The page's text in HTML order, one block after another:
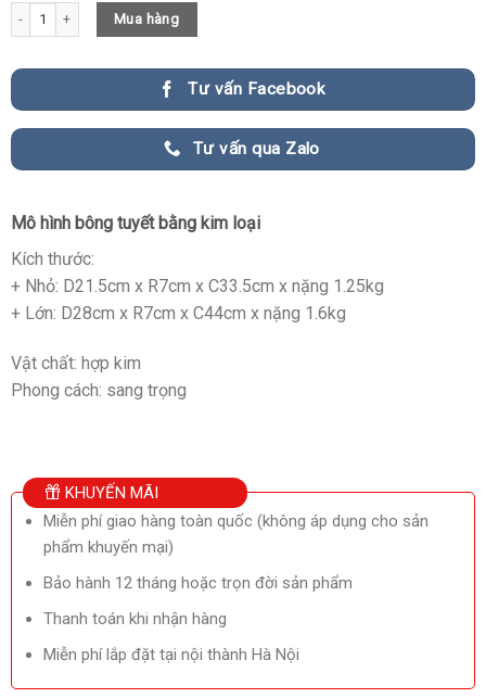
Mô hình bông tuyết bằng kim loại bắt mắt quantity
Mua hàng
Tư vấn Facebook
Tư vấn qua Zalo
Mô hình bông tuyết bằng kim loại
Kích thước:
+ Nhỏ: D21.5cm x R7cm x C33.5cm x nặng 1.25kg
+ Lớn: D28cm x R7cm x C44cm x nặng 1.6kg
Vật chất: hợp kim
Phong cách: sang trọng
KHUYẾN MÃI
Miễn phí giao hàng toàn quốc (không áp dụng cho sản
phẩm khuyến mại)
Bảo hành 12 tháng hoặc trọn đời sản phẩm
Thanh toán khi nhận hàng
Miễn phí lắp đặt tại nội thành Hà Nội